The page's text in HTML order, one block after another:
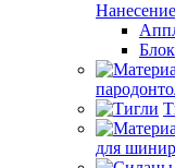
для